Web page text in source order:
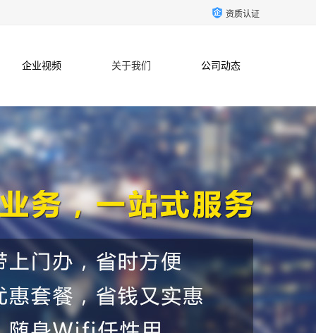
资质认证
企业视频 关于我们 公司动态
联系方式